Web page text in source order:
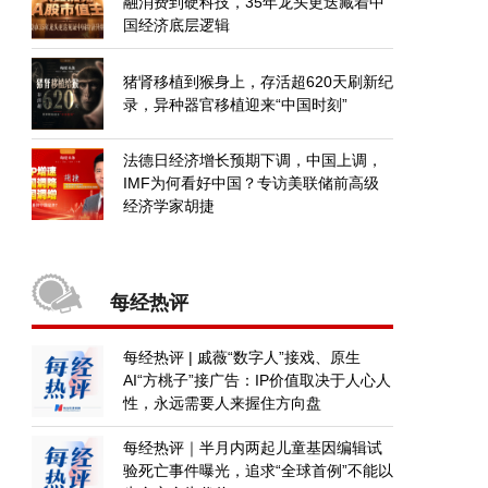
国经济底层逻辑
猪肾移植到猴身上，存活超620天刷新纪
录，异种器官移植迎来“中国时刻”
法德日经济增长预期下调，中国上调，
IMF为何看好中国？专访美联储前高级
经济学家胡捷
每经热评
每经热评 | 戚薇“数字人”接戏、原生
AI“方桃子”接广告：IP价值取决于人心人
性，永远需要人来握住方向盘
每经热评｜半月内两起儿童基因编辑试
验死亡事件曝光，追求“全球首例”不能以